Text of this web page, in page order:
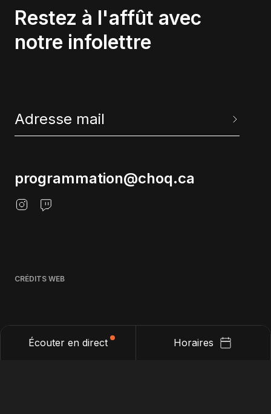
Écouter en direct Horaires
Restez à l'affût avec
notre infolettre
programmation@choq.ca
CRÉDITS WEB